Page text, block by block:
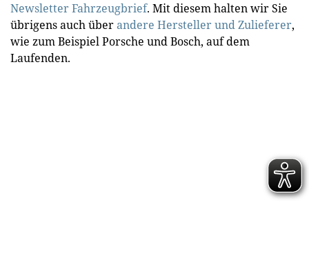
Newsletter Fahrzeugbrief. Mit diesem halten wir Sie
übrigens auch überandere Hersteller und Zulieferer,
wie zum Beispiel Porsche und Bosch, auf dem
Laufenden.